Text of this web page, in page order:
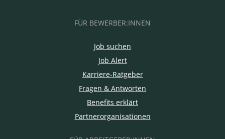
FÜR BEWERBER:INNEN
Job suchen
Job Alert
Karriere-Ratgeber
Fragen & Antworten
Benefits erklärt
Partnerorganisationen